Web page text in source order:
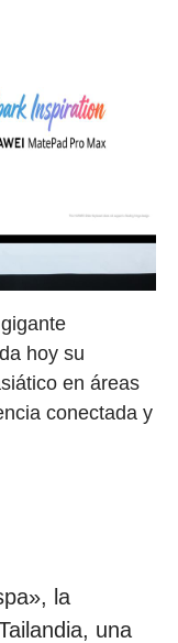
hoy su
en áreas
conectada y
la
una